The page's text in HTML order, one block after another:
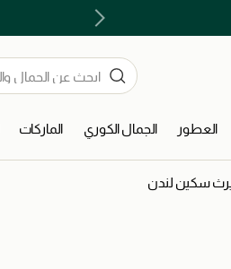
العطور الجمال الكوري الماركات
سكين لندن